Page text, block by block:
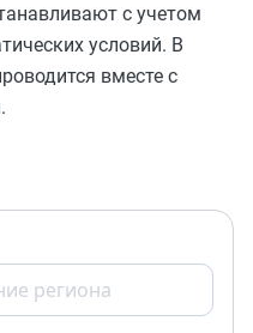
с учетом
условий. В
вместе с